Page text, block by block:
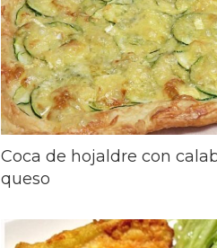
Coca de hojaldre con
queso